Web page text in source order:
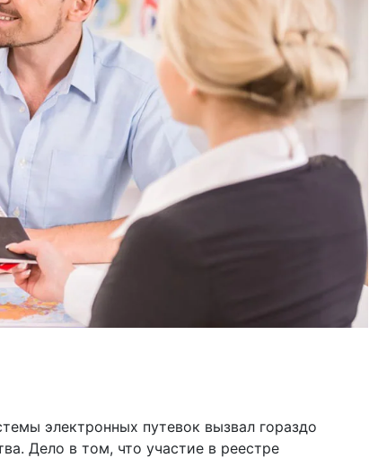
электронных путевок вызвал гораздо
Дело в том, что участие в реестре